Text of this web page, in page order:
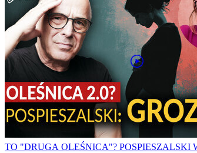
TO "DRUGA OLEŚNICA"? POSPIESZALSKI